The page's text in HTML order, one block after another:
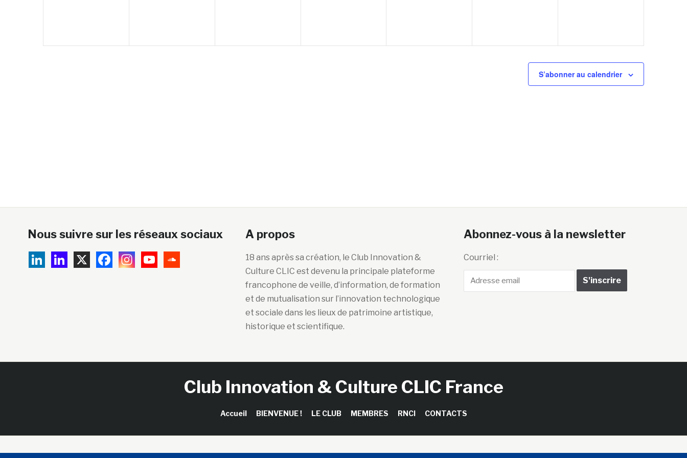
S’abonner au calendrier
Nous suivre sur les réseaux sociaux A propos
18 ans après sa création, le Club Innovation &
Culture CLIC est devenu la principale plateforme
francophone de veille, d’information, de formation
et de mutualisation sur l’innovation technologique
et sociale dans les lieux de patrimoine artistique,
historique et scientifique.
Abonnez-vous à la newsletter
Courriel :
Club Innovation & Culture CLIC France
Accueil BIENVENUE ! LE CLUB MEMBRES RNCI CONTACTS